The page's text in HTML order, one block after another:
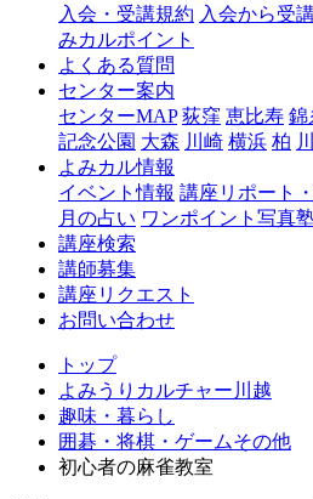
入会・受講規約 入会から受
みカルポイント
よくある質問
センター案内
センターMAP 荻窪 恵比寿 錦
記念公園 大森 川崎 横浜 柏
よみカル情報
イベント情報 講座リポート
月の占い ワンポイント写真
講座検索
講師募集
講座リクエスト
お問い合わせ
トップ
よみうりカルチャー川越
趣味・暮らし
囲碁・将棋・ゲームその他
初心者の麻雀教室